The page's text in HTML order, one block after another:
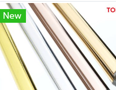
New